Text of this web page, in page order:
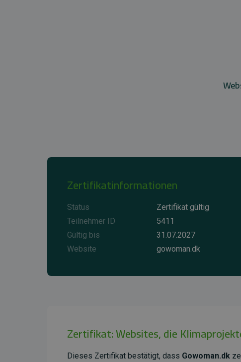
Zertifikatinformationen
Status
Zertifikat gültig
Teilnehmer ID
5411
Gültig bis
31.07.2027
Website
gowoman.dk
Zertifikat: Websites, die
Dieses Zertifikat bestätigt, dass Gowoman.dk